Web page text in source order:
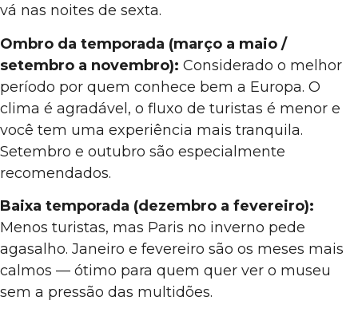
vá nas noites de sexta.
Ombro da temporada (março a maio /
setembro a novembro): Considerado o melhor
período por quem conhece bem a Europa. O
clima é agradável, o fluxo de turistas é menor e
você tem uma experiência mais tranquila.
Setembro e outubro são especialmente
recomendados.
Baixa temporada (dezembro a fevereiro):
Menos turistas, mas Paris no inverno pede
agasalho. Janeiro e fevereiro são os meses mais
calmos — ótimo para quem quer ver o museu
sem a pressão das multidões.